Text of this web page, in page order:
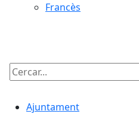
Francès
Cercar:
Ajuntament